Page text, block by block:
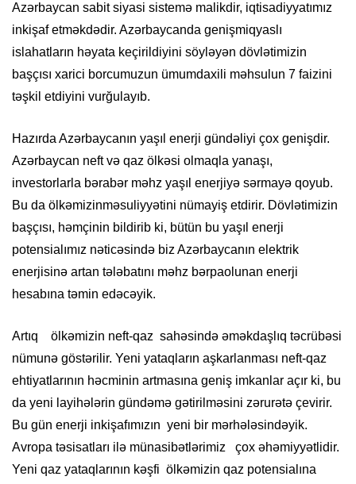
Azərbaycan sabit siyasi sistemə malikdir, iqtisadiyyatımız
inkişaf etməkdədir. Azərbaycanda genişmiqyaslı
islahatların həyata keçirildiyini söyləyən dövlətimizin
başçısı xarici borcumuzun ümumdaxili məhsulun 7 faizini
təşkil etdiyini vurğulayıb.
Hazırda Azərbaycanın yaşıl enerji gündəliyi çox genişdir.
Azərbaycan neft və qaz ölkəsi olmaqla yanaşı,
investorlarla bərabər məhz yaşıl enerjiyə sərmayə qoyub.
Bu da ölkəmizinməsuliyyətini nümayiş etdirir. Dövlətimizin
başçısı, həmçinin bildirib ki, bütün bu yaşıl enerji
potensialımız nəticəsində biz Azərbaycanın elektrik
enerjisinə artan tələbatını məhz bərpaolunan enerji
hesabına təmin edəcəyik.
Artıq ölkəmizin neft-qaz sahəsində əməkdaşlıq təcrübəsi
nümunə göstərilir. Yeni yataqların aşkarlanması neft-qaz
ehtiyatlarının həcminin artmasına geniş imkanlar açır ki, bu
da yeni layihələrin gündəmə gətirilməsini zərurətə çevirir.
Bu gün enerji inkişafımızın yeni bir mərhələsindəyik.
Avropa təsisatları ilə münasibətlərimiz çox əhəmiyyətlidir.
Yeni qaz yataqlarının kəşfi ölkəmizin qaz potensialına